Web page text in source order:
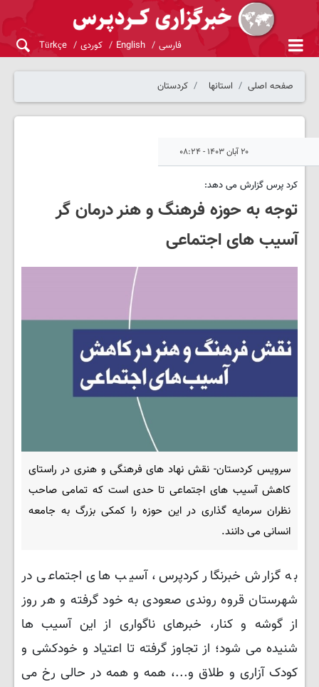
فارسی English کوردی Türkçe
صفحه اصلی استانها کردستان
۲۰ آبان ۱۴۰۳ - ۰۸:۲۴
کرد پرس گزارش می دهد:
توجه به حوزه فرهنگ و هنر درمان گر
آسیب های اجتماعی
سرویس کردستان- نقش نهاد های فرهنگی و هنری در راستای
کاهش آسیب های اجتماعی تا حدی است که تمامی صاحب
نظران سرمایه گذاری در این حوزه را کمکی بزرگ به جامعه
انسانی می دانند.
به گزارش خبرنگار کردپرس، آسیب های اجتماعی در
شهرستان قروه روندی صعودی به خود گرفته و هر روز
از گوشه و کنار، خبرهای ناگواری از این آسیب ها
شنیده می شود؛ از تجاوز گرفته تا اعتیاد و خودکشی و
کودک آزاری و طلاق و...، همه و همه در حالی رخ می